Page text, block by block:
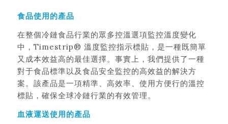
食品使用的產品
在整個冷鏈食品行業的眾多控溫選項監控溫度變化
中，Timestrip® 溫度監控指示標貼，是一種既簡單
又成本效益高的最佳選擇。事實上，我們提供了一種
對于食品標準以及食品安全監控的高效益的解決方
案。該產品是一項精準、高效率、使用方便行的溫控
標貼，確保全球冷鏈行業的有效管理。
血液運送使用的產品